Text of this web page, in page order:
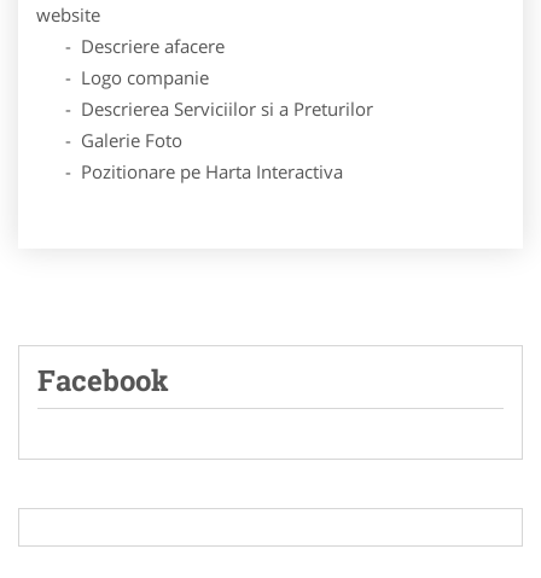
website
- Descriere afacere
- Logo companie
- Descrierea Serviciilor si a Preturilor
- Galerie Foto
- Pozitionare pe Harta Interactiva
Facebook